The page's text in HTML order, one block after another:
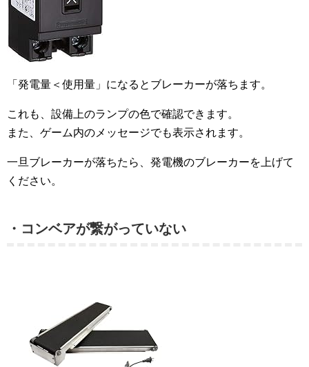
「発電量＜使用量」になるとブレーカーが落ちます。
これも、設備上のランプの色で確認できます。
また、ゲーム内のメッセージでも表示されます。
一旦ブレーカーが落ちたら、発電機のブレーカーを上げて
ください。
・コンベアが繋がっていない